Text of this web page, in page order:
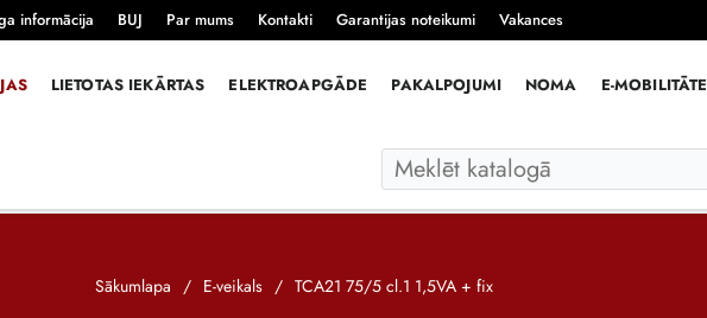
informācija BUJ Par mums Kontakti Garantijas noteikumi Vakances
LIETOTAS IEKĀRTAS ELEKTROAPGĀDE PAKALPOJUMI NOMA E-MOBILITĀTE
Sākumlapa / E-veikals / TCA21 75/5 cl.1 1,5VA + fix